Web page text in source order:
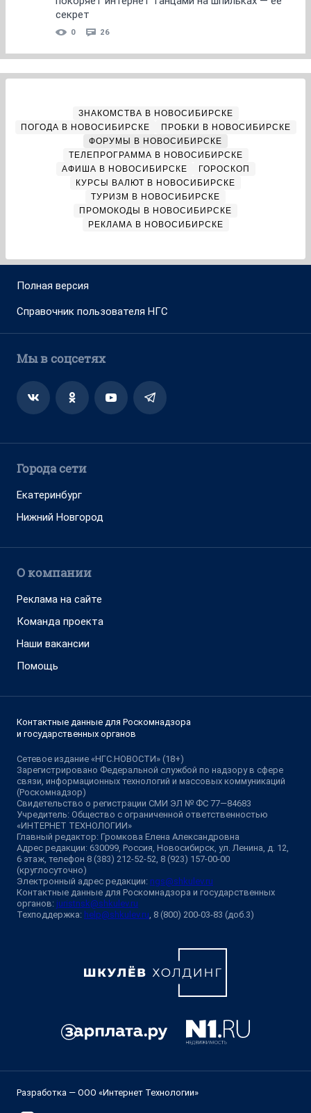
секрет
0 26
ЗНАКОМСТВА В НОВОСИБИРСКЕ
ПОГОДА В НОВОСИБИРСКЕ
ПРОБКИ В НОВОСИБИРСКЕ
ФОРУМЫ В НОВОСИБИРСКЕ
ТЕЛЕПРОГРАММА В НОВОСИБИРСКЕ
АФИША В НОВОСИБИРСКЕ
ГОРОСКОП
КУРСЫ ВАЛЮТ В НОВОСИБИРСКЕ
ТУРИЗМ В НОВОСИБИРСКЕ
ПРОМОКОДЫ В НОВОСИБИРСКЕ
РЕКЛАМА В НОВОСИБИРСКЕ
Полная версия
Справочник пользователя НГС
Мы в соцсетях
Города сети
Екатеринбург
Нижний Новгород
О компании
Реклама на сайте
Команда проекта
Наши вакансии
Помощь
Контактные данные для Роскомнадзора
и государственных органов
Сетевое издание «НГС.НОВОСТИ» (18+)
Зарегистрировано Федеральной службой по надзору в сфере
связи, информационных технологий и массовых коммуникаций
(Роскомнадзор)
Свидетельство о регистрации СМИ ЭЛ № ФС 77—84683
Учредитель: Общество с ограниченной ответственностью
«ИНТЕРНЕТ ТЕХНОЛОГИИ»
Главный редактор: Громкова Елена Александровна
Адрес редакции: 630099, Россия, Новосибирск, ул. Ленина, д. 12,
6 этаж, телефон 8 (383) 212-52-52, 8 (923) 157-00-00
(круглосуточно)
Электронный адрес редакции: ngs@shkulev.ru
Контактные данные для Роскомнадзора и государственных
органов: juristnsk@shkulev.ru
Техподдержка: help@shkulev.ru, 8 (800) 200-03-83 (доб.3)
Разработка — ООО «Интернет Технологии»